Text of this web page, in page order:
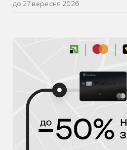
до 27 вересня 2026